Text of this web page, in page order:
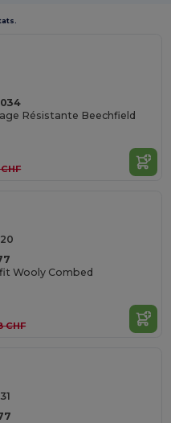
Résistante Beechfield
Wooly Combed
CHF